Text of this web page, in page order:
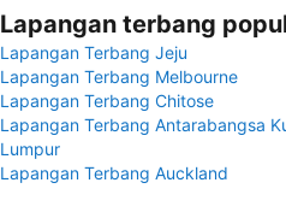
Lapangan terbang
Lapangan Terbang Jeju
Lapangan Terbang Melbourne
Lapangan Terbang Chitose
Lapangan Terbang Antarabangsa
Lumpur
Lapangan Terbang Auckland